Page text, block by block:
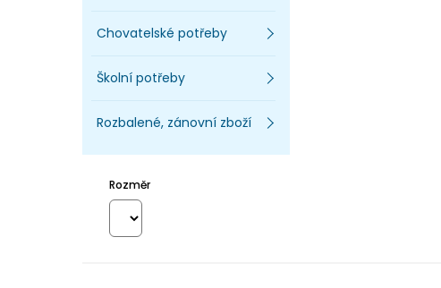
Chovatelské potřeby
Školní potřeby
Rozbalené, zánovní zboží
Rozměr